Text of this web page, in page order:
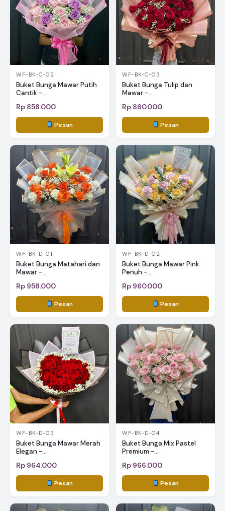
WF-BK-C-02
Buket Bunga Mawar Putih
Cantik -...
Rp 858.000
Pesan
WF-BK-C-03
Buket Bunga Tulip dan
Mawar -...
Rp 860.000
Pesan
WF-BK-D-01
Buket Bunga Matahari dan
Mawar -...
Rp 958.000
Pesan
WF-BK-D-02
Buket Bunga Mawar Pink
Penuh -...
Rp 960.000
Pesan
WF-BK-D-03
Buket Bunga Mawar Merah
Elegan -...
Rp 964.000
Pesan
WF-BK-D-04
Buket Bunga Mix Pastel
Premium -...
Rp 966.000
Pesan